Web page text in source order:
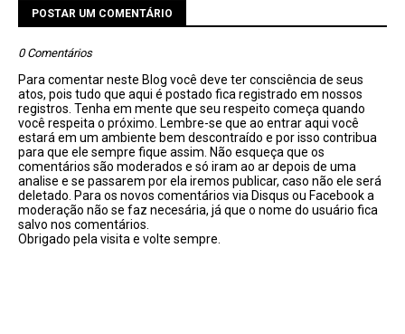
POSTAR UM COMENTÁRIO
0 Comentários
Para comentar neste Blog você deve ter consciência de seus
atos, pois tudo que aqui é postado fica registrado em nossos
registros. Tenha em mente que seu respeito começa quando
você respeita o próximo. Lembre-se que ao entrar aqui você
estará em um ambiente bem descontraído e por isso contribua
para que ele sempre fique assim. Não esqueça que os
comentários são moderados e só iram ao ar depois de uma
analise e se passarem por ela iremos publicar, caso não ele será
deletado. Para os novos comentários via Disqus ou Facebook a
moderação não se faz necesária, já que o nome do usuário fica
salvo nos comentários.
Obrigado pela visita e volte sempre.